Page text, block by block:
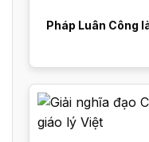
Pháp Luân Công